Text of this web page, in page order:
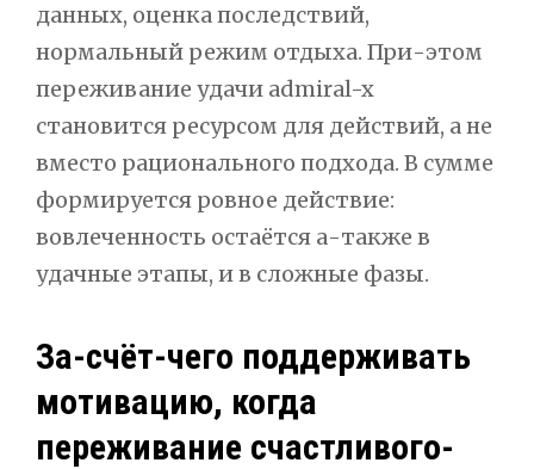
данных, оценка последствий,
нормальный режим отдыха. При-этом
переживание удачи admiral-x
становится ресурсом для действий, а не
вместо рационального подхода. В сумме
формируется ровное действие:
вовлеченность остаётся а-также в
удачные этапы, и в сложные фазы.
За-счёт-чего поддерживать
мотивацию, когда
переживание счастливого-